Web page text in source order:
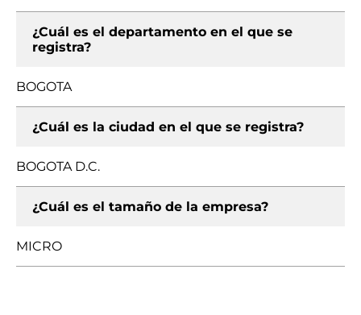
¿Cuál es el departamento en el que se
registra?
BOGOTA
¿Cuál es la ciudad en el que se registra?
BOGOTA D.C.
¿Cuál es el tamaño de la empresa?
MICRO